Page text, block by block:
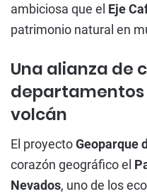
ambiciosa que el Eje
patrimonio natural en
Una alianza de
volcán
El proyectoGeoparque
corazón geográfico el
Nevados, uno de los